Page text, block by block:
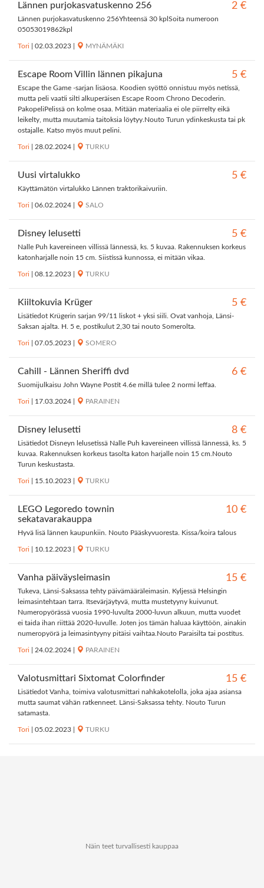
Lännen purjokasvatuskenno 256 2 €
Lännen purjokasvatuskenno 256Yhteensä 30 kplSoita numeroon
05053019862kpl
Tori 02.03.2023 MYNÄMÄKI
Escape Room Villin lännen pikajuna 5 €
Escape the Game -sarjan lisäosa. Koodien syöttö onnistuu myös netissä,
mutta peli vaatii silti alkuperäisen Escape Room Chrono Decoderin.
PakopeliPelissä on kolme osaa. Mitään materiaalia ei ole piirrelty eikä
leikelty, mutta muutamia taitoksia löytyy.Nouto Turun ydinkeskusta tai pk
ostajalle. Katso myös muut pelini.
Tori 28.02.2024 TURKU
Uusi virtalukko 5 €
Käyttämätön virtalukko Lännen traktorikaivuriin.
Tori 06.02.2024 SALO
Disney lelusetti 5 €
Nalle Puh kavereineen villissä lännessä, ks. 5 kuvaa. Rakennuksen korkeus
katonharjalle noin 15 cm. Siistissä kunnossa, ei mitään vikaa.
Tori 08.12.2023 TURKU
Kiiltokuvia Krüger 5 €
Lisätiedot Krügerin sarjan 99/11 liskot + yksi siili. Ovat vanhoja, Länsi-
Saksan ajalta. H. 5 e, postikulut 2,30 tai nouto Somerolta.
Tori 07.05.2023 SOMERO
Cahill - Lännen Sheriffi dvd 6 €
Suomijulkaisu John Wayne Postit 4.6e millä tulee 2 normi leffaa.
Tori 17.03.2024 PARAINEN
Disney lelusetti 8 €
Lisätiedot Disneyn lelusetissä Nalle Puh kavereineen villissä lännessä, ks. 5
kuvaa. Rakennuksen korkeus tasolta katon harjalle noin 15 cm.Nouto
Turun keskustasta.
Tori 15.10.2023 TURKU
LEGO Legoredo townin
sekatavarakauppa
10 €
Hyvä lisä lännen kaupunkiin. Nouto Pääskyvuoresta. Kissa/koira talous
Tori 10.12.2023 TURKU
Vanha päiväysleimasin 15 €
Tukeva, Länsi-Saksassa tehty päivämääräleimasin. Kyljessä Helsingin
leimasintehtaan tarra. Itsevärjäytyvä, mutta mustetyyny kuivunut.
Numeropyörässä vuosia 1990-luvulta 2000-luvun alkuun, mutta vuodet
ei taida ihan riittää 2020-luvulle. Joten jos tämän haluaa käyttöön, ainakin
numeropyörä ja leimasintyyny pitäisi vaihtaa.Nouto Paraisilta tai postitus.
Tori 24.02.2024 PARAINEN
Valotusmittari Sixtomat Colorfinder 15 €
Lisätiedot Vanha, toimiva valotusmittari nahkakotelolla, joka ajaa asiansa
mutta saumat vähän ratkenneet. Länsi-Saksassa tehty. Nouto Turun
satamasta.
Tori 05.02.2023 TURKU
Näin teet turvallisesti kauppaa